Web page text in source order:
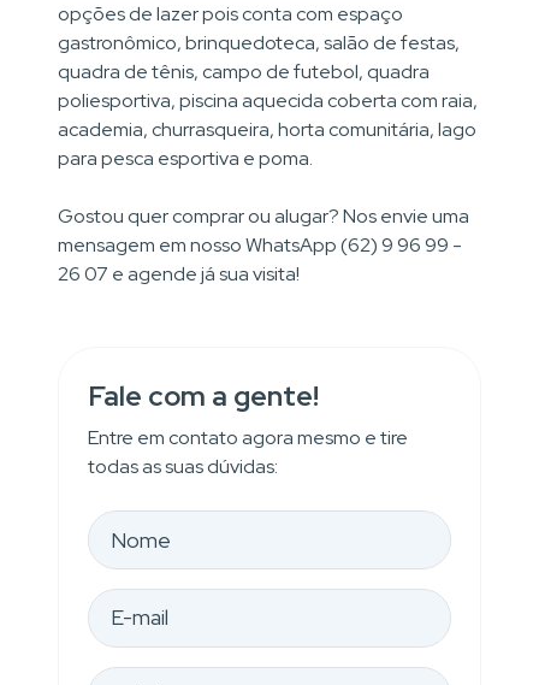
opções de lazer pois conta com espaço
gastronômico, brinquedoteca, salão de festas,
quadra de tênis, campo de futebol, quadra
poliesportiva, piscina aquecida coberta com raia,
academia, churrasqueira, horta comunitária, lago
para pesca esportiva e poma.
Gostou quer comprar ou alugar? Nos envie uma
mensagem em nosso WhatsApp (62) 9 96 99 -
26 07 e agende já sua visita!
Fale com a gente!
Entre em contato agora mesmo e tire
todas as suas dúvidas: